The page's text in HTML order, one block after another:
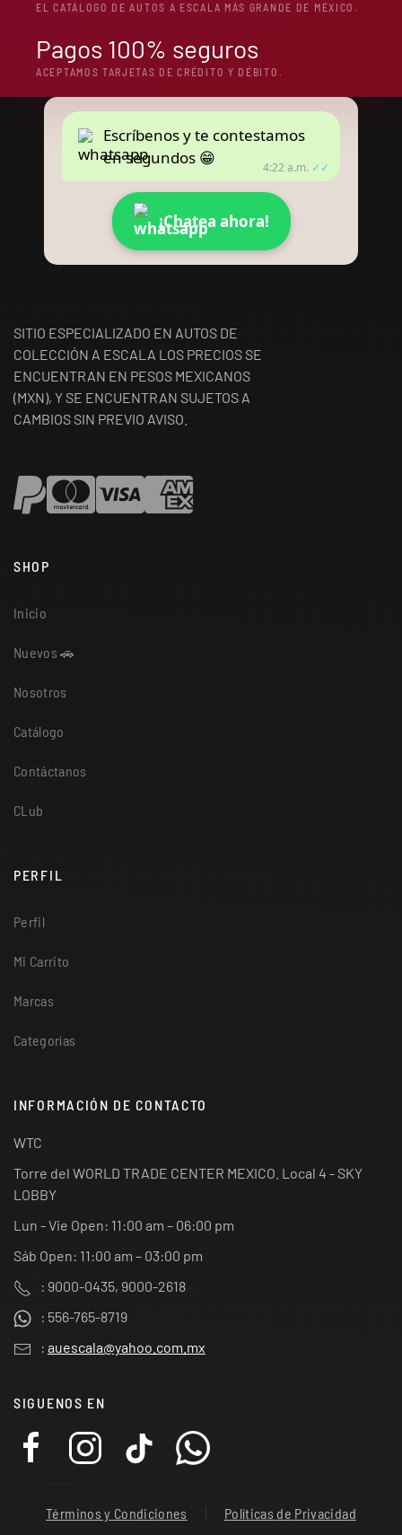
EL CATÁLOGO DE AUTOS A ESCALA MÁS GRANDE DE MÉXICO.
Pagos 100% seguros
ACEPTAMOS TARJETAS DE CRÉDITO Y DÉBITO.
Escríbenos y te contestamos
en segundos 😁
4:22 a.m. ✓✓
¡Chatea ahora!
SITIO ESPECIALIZADO EN AUTOS DE
COLECCIÓN A ESCALA LOS PRECIOS SE
ENCUENTRAN EN PESOS MEXICANOS
(MXN), Y SE ENCUENTRAN SUJETOS A
CAMBIOS SIN PREVIO AVISO.
SHOP
Inicio
Nuevos 🚗
Nosotros
Catálogo
Contáctanos
CLub
PERFIL
Perfil
Mi Carrito
Marcas
Categorías
INFORMACIÓN DE CONTACTO
WTC
Torre del WORLD TRADE CENTER MEXICO. Local 4 - SKY
LOBBY
Lun - Vie Open: 11:00 am – 06:00 pm
Sáb Open: 11:00 am – 03:00 pm
: 9000-0435, 9000-2618
: 556-765-8719
: auescala@yahoo.com.mx
SIGUENOS EN
Términos y Condiciones Políticas de Privacidad